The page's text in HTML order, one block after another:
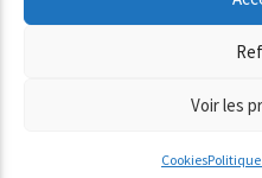
Voir les
Cookies